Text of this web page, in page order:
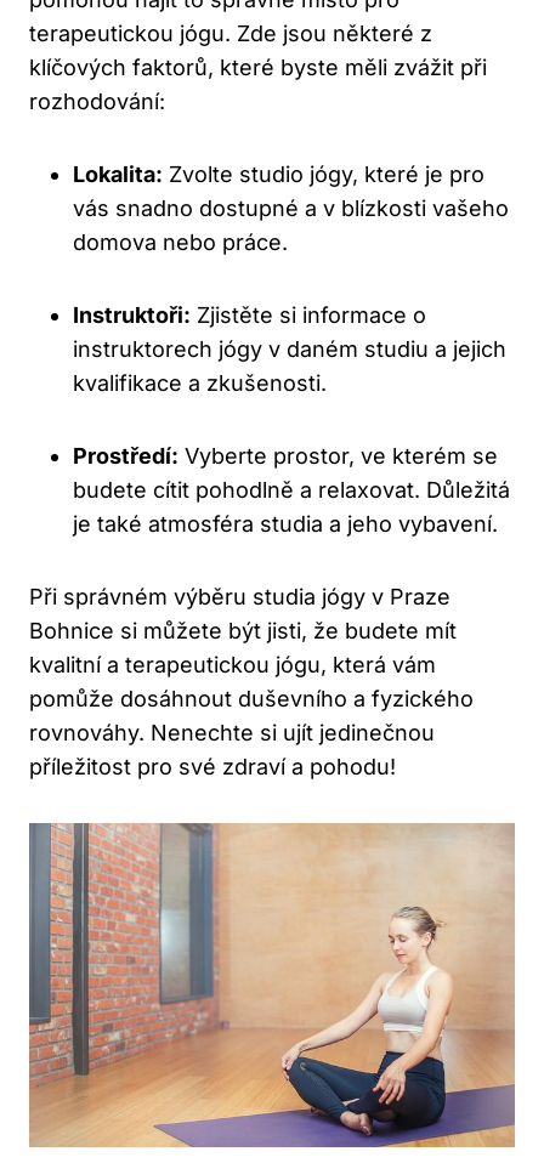
terapeutickou jógu. Zde jsou některé z
klíčových faktorů, které byste měli zvážit při
rozhodování:
Lokalita: Zvolte studio jógy, které je pro
vás snadno dostupné a v blízkosti vašeho
domova nebo práce.
Instruktoři: Zjistěte si informace o
instruktorech jógy v daném studiu a jejich
kvalifikace a zkušenosti.
Prostředí: Vyberte prostor, ve kterém se
budete cítit pohodlně a relaxovat. Důležitá
je také atmosféra studia a jeho vybavení.
Při správném výběru studia jógy v Praze
Bohnice si můžete být jisti, že budete mít
kvalitní a terapeutickou jógu, která vám
pomůže dosáhnout duševního a fyzického
rovnováhy. Nenechte si ujít jedinečnou
příležitost pro své zdraví a pohodu!